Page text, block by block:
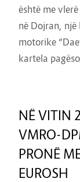
është me
në Dojran, një
motorike
kartela
NË VITIN
VMRO-
PRONË
EUROSH